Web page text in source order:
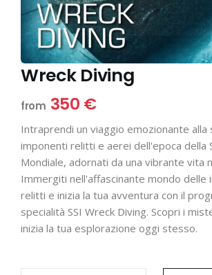
Wreck Diving
from 350 €
Intraprendi un viaggio emozionante alla
imponenti relitti e aerei dell'epoca della
Mondiale, adornati da una vibrante vita
Immergiti nell'affascinante mondo delle
relitti e inizia la tua avventura con il
specialità SSI Wreck Diving. Scopri i
inizia la tua esplorazione oggi stesso.